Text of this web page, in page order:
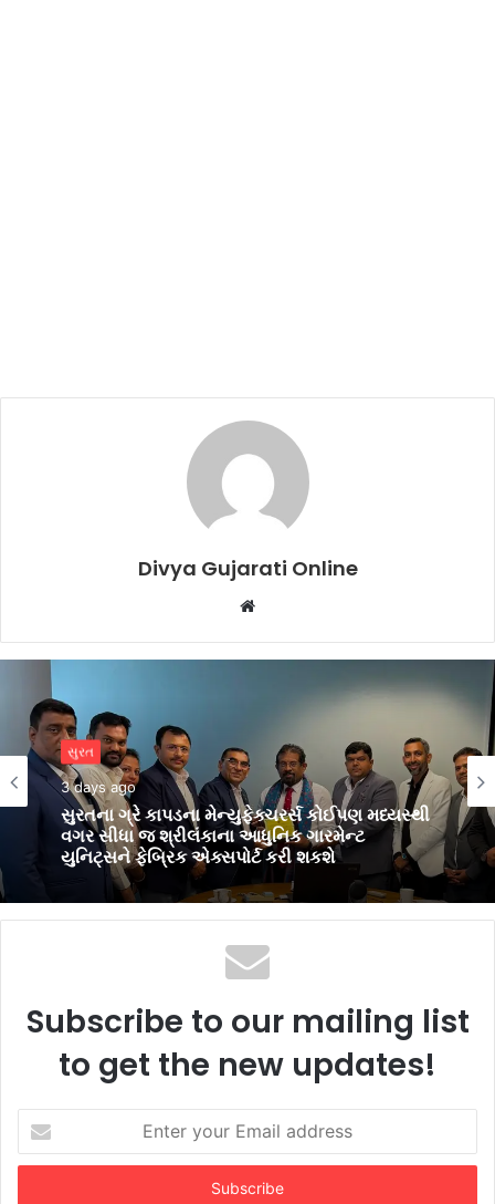
Divya Gujarati Online
Website
સુરત
3 days ago
સુરતના ગ્રે કાપડના મેન્યુફેક્ચરર્સ કોઈપણ મધ્યસ્થી
વગર સીધા જ શ્રીલંકાના આધુનિક ગારમેન્ટ
યુનિટ્સને ફેબ્રિક એક્સપોર્ટ કરી શકશે
બિઝનેસ
4 days ago
પીઅર્સને વિદેશમાં અભ્યાસ કરવા ઈચ્છતા
વિદ્યાર્થીઓ માટે સુરતમાં પીટીઈ પાર્ટનર મીટનું
આયોજન કર્યું
Subscribe to our mailing list
to get the new updates!
your
Email